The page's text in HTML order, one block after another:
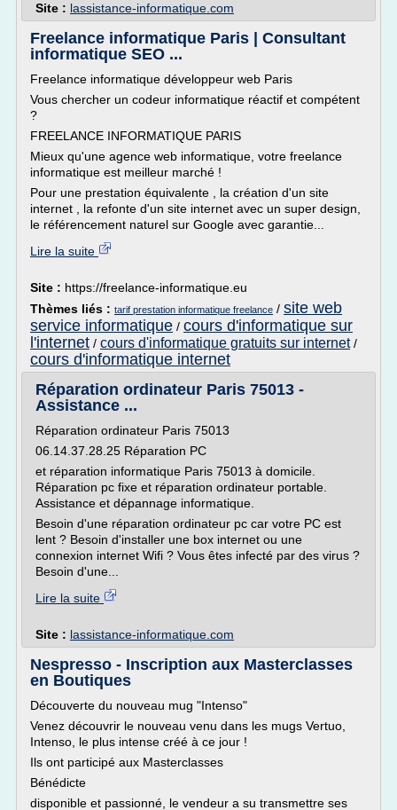
Site : lassistance-informatique.com
Freelance informatique Paris | Consultant
informatique SEO ...
Freelance informatique développeur web Paris
Vous chercher un codeur informatique réactif et compétent
?
FREELANCE INFORMATIQUE PARIS
Mieux qu'une agence web informatique, votre freelance
informatique est meilleur marché !
Pour une prestation équivalente , la création d'un site
internet , la refonte d'un site internet avec un super design,
le référencement naturel sur Google avec garantie...
Lire la suite
Site : https://freelance-informatique.eu
Thèmes liés : tarif prestation informatique freelance / site web
service informatique / cours d'informatique sur
l'internet / cours d'informatique gratuits sur internet/
cours d'informatique internet
Réparation ordinateur Paris 75013 -
Assistance ...
Réparation ordinateur Paris 75013
06.14.37.28.25 Réparation PC
et réparation informatique Paris 75013 à domicile.
Réparation pc fixe et réparation ordinateur portable.
Assistance et dépannage informatique.
Besoin d'une réparation ordinateur pc car votre PC est
lent ? Besoin d'installer une box internet ou une
connexion internet Wifi ? Vous êtes infecté par des virus ?
Besoin d'une...
Lire la suite
Site : lassistance-informatique.com
Nespresso - Inscription aux Masterclasses
en Boutiques
Découverte du nouveau mug "Intenso"
Venez découvrir le nouveau venu dans les mugs Vertuo,
Intenso, le plus intense créé à ce jour !
Ils ont participé aux Masterclasses
Bénédicte
disponible et passionné, le vendeur a su transmettre ses